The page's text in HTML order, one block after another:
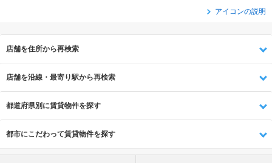
アイコンの説明
店舗を住所から再検索
店舗を沿線・最寄り駅から再検索
都道府県別に賃貸物件を探す
都市にこだわって賃貸物件を探す